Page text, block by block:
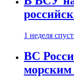
1 неделя
ВС
морским